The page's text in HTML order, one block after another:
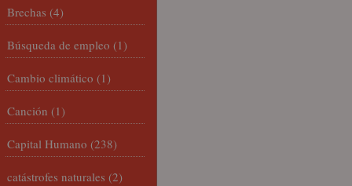
Brechas (4)
Búsqueda de empleo (1)
Cambio climático (1)
Canción (1)
Capital Humano (238)
catástrofes naturales (2)